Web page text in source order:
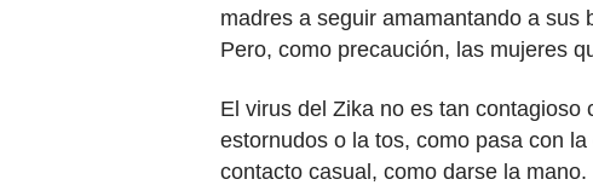
madres a seguir amamantando a sus
Pero, como precaución, las mujeres
El virus del Zika no es tan
estornudos o la tos, como pasa con
contacto casual, como darse la mano.